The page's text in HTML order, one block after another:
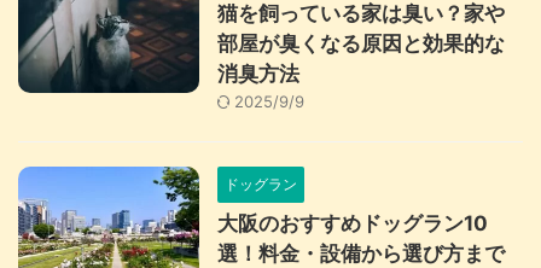
猫を飼っている家は臭い？家や
部屋が臭くなる原因と効果的な
消臭方法
2025/9/9
ドッグラン
大阪のおすすめドッグラン10
選！料金・設備から選び方まで